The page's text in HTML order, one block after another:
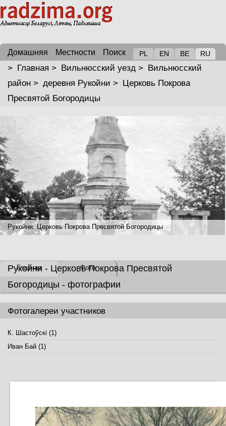
PL EN BE RU
Домашняя Местности Поиск
> Главная > Вильнюсский уезд > Вильнюсский
район > деревня Рукойни > Церковь Покрова
Пресвятой Богородицы
Рукойни. Церковь Покрова Пресвятой Богородицы
Рукойни - Церковь Покрова Пресвятой
Богородицы - фотографии
Главная Фото
Фотогалереи участников
К. Шастоўскі (1)
Иван Бай (1)